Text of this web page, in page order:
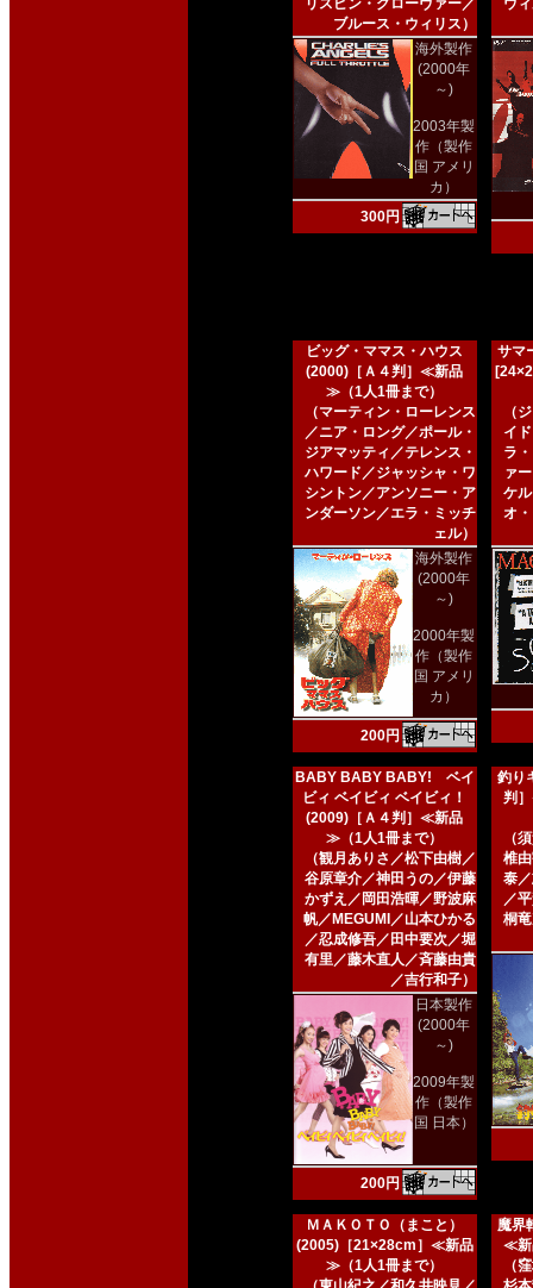
リスピン・グローヴァー／
ブルース・ウィリス）
海外製作
(2000年
～)
2003年製
作（製作
国 アメリ
カ）
300円
ウ
ビッグ・ママス・ハウス
(2000)［Ａ４判］≪新品
≫（1人1冊まで）
（マーティン・ローレンス
／ニア・ロング／ポール・
ジアマッティ／テレンス・
ハワード／ジャッシャ・ワ
シントン／アンソニー・ア
ンダーソン／エラ・ミッチ
ェル）
海外製作
(2000年
～)
2000年製
作（製作
国 アメリ
カ）
200円
サマ
（
イ
ラ
ァ
ケ
オ
BABY BABY BABY! ベイ
ビィ ベイビィ ベイビィ！
(2009)［Ａ４判］≪新品
≫（1人1冊まで）
（観月ありさ／松下由樹／
谷原章介／神田うの／伊藤
かずえ／岡田浩暉／野波麻
帆／MEGUMI／山本ひかる
／忍成修吾／田中要次／堀
有里／藤木直人／斉藤由貴
／吉行和子）
日本製作
(2000年
～)
2009年製
作（製作
国 日本）
200円
釣り
判
（
椎
泰
／
桐
ＭＡＫＯＴＯ（まこと）
(2005)［21×28cm］≪新品
≫（1人1冊まで）
魔界
≪新
（